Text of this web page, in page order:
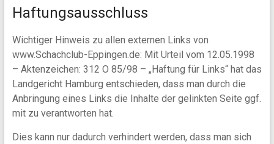
Haftungsausschluss
Wichtiger Hinweis zu allen externen Links von
www.Schachclub-Eppingen.de: Mit Urteil vom 12.05.1998
– Aktenzeichen: 312 O 85/98 – „Haftung für Links“ hat das
Landgericht Hamburg entschieden, dass man durch die
Anbringung eines Links die Inhalte der gelinkten Seite ggf.
mit zu verantworten hat.
Dies kann nur dadurch verhindert werden, dass man sich